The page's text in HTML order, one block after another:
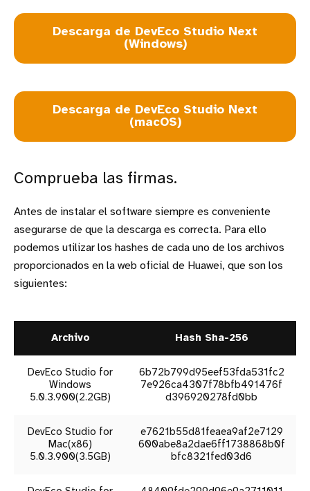
Descarga de DevEco Studio Next
(Windows)
Descarga de DevEco Studio Next
(macOS)
Comprueba las firmas.
Antes de instalar el software siempre es conveniente
asegurarse de que la descarga es correcta. Para ello
podemos utilizar los hashes de cada uno de los archivos
proporcionados en la web oficial de Huawei, que son los
siguientes:
Archivo Hash Sha-256
DevEco Studio for
Windows
5.0.3.900(2.2GB)
6b72b799d95eef53fda531fc2
7e926ca4307f78bfb491476f
d396920278fd0bb
DevEco Studio for
Mac(x86)
5.0.3.900(3.5GB)
e7621b55d81feaea9af2e7129
600abe8a2dae6ff1738868b0f
bfc8321fed03d6